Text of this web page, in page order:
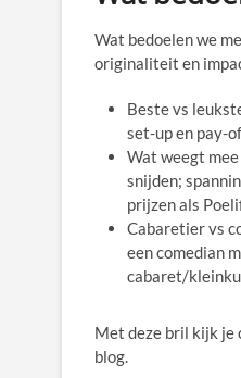
Wat bedoelen we
originaliteit en
Beste vs
set-up en pay-
Wat weegt
snijden;
prijzen als
Cabaretier vs
een comedian
cabaret/
Met deze bril kijk je
blog.